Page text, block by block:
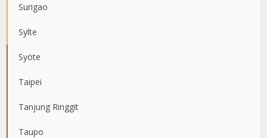
Surigao
Sylte
Syöte
Taipei
Tanjung Ringgit
Taupo